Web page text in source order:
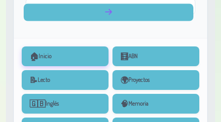
🏠Inicio 🧮ABN
📝Lecto 🌍Proyectos
🇬🇧Inglés 🧠Memoria